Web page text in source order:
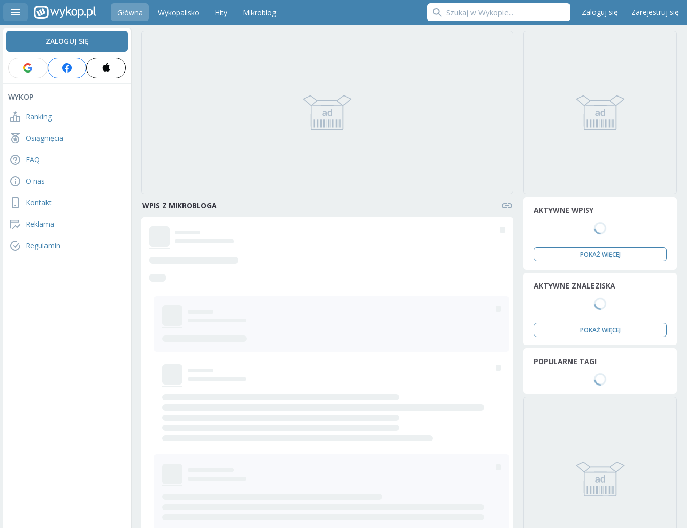
Główna Wykopalisko Hity Mikroblog Zaloguj się Zarejestruj się
ZALOGUJ SIĘ
WYKOP
Ranking
Osiągnięcia
FAQ
O nas
Kontakt
Reklama
Regulamin
WPIS Z MIKROBLOGA AKTYWNE WPISY
POKAŻ WIĘCEJ
AKTYWNE ZNALEZISKA
POKAŻ WIĘCEJ
POPULARNE TAGI